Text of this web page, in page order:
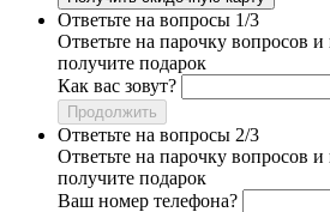
Ответьте на вопросы 1/3
Ответьте на парочку вопросов
получите подарок
Как вас зовут?
Продолжить
Ответьте на вопросы 2/3
Ответьте на парочку вопросов
получите подарок
Ваш номер телефона?